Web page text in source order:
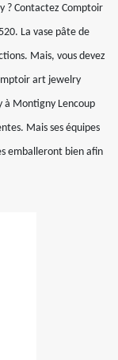
? Contactez Comptoir
La vase pâte de
Mais, vous devez
art jewelry
à Montigny Lencoup
Mais ses équipes
emballeront bien afin